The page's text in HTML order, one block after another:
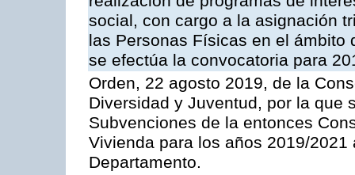
social, con cargo a la asignación
las Personas Físicas en el ámbito
se efectúa la convocatoria para
Orden, 22 agosto 2019, de la
Diversidad y Juventud, por la que
Subvenciones de la entonces
Vivienda para los años 2019/
Departamento.